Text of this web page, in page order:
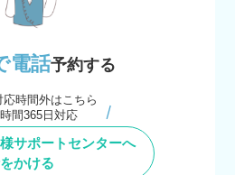
電話予約する
応時間外はこちら
間365日対応
サポートセンターへ
かける